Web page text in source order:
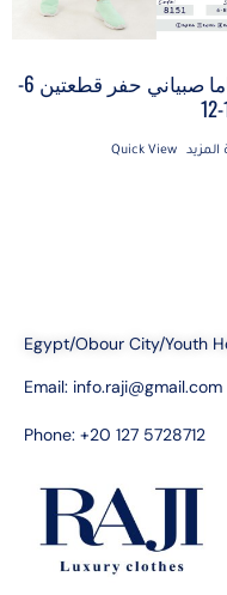
بيجاما صبياني حفر قطعتين 6-
المزيد Quick View
Egypt/Obour City/Youth
Email: info.raji@gmail.com
Phone: +20 127 5728712